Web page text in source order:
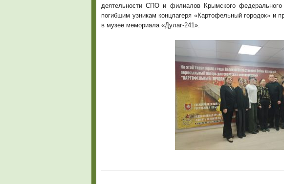
деятельности СПО и филиалов Крымского федерального
погибшим узникам концлагеря «Картофельный городок» и
в музее мемориала «Дулаг-241».